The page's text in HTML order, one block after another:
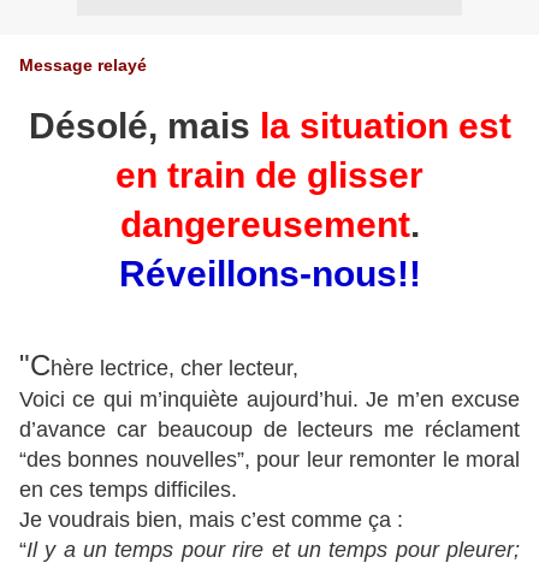
Message relayé
Désolé, mais la situation est
en train de glisser
dangereusement.
Réveillons-nous!!
"Chère lectrice, cher lecteur,
Voici ce qui m’inquiète aujourd’hui. Je m’en excuse
d’avance car beaucoup de lecteurs me réclament
“des bonnes nouvelles”, pour leur remonter le moral
en ces temps difficiles.
Je voudrais bien, mais c’est comme ça :
“Il y a un temps pour rire et un temps pour pleurer;